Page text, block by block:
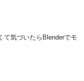
て気づいたらBlenderでモ